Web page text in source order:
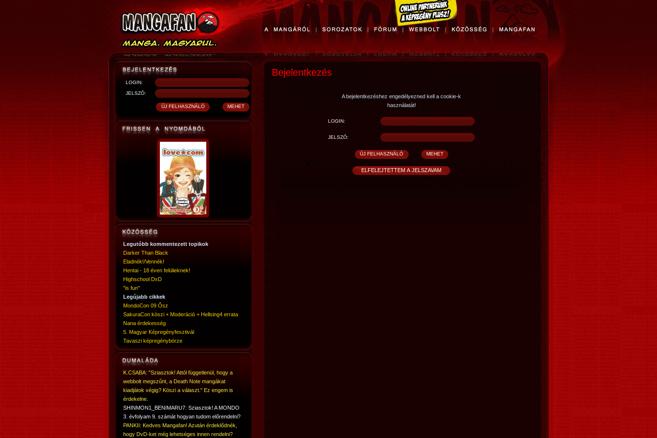
LOGIN:
JELSZÓ:
Legutóbb kommentezett topikok
Darker Than Black
Eladnék!/Vennék!
Hentai - 18 éven felülieknek!
Highschool DxD
"is fun"
Legújabb cikkek
MondoCon 09 Ősz
SakuraCon köszi + Moderáció + Hellsing4 errata
Nana érdekesség
5. Magyar Képregényfesztivál
Tavaszi képregénybörze
K.CSABA: "Sziasztok! Attól függetlenül, hogy a
webbolt megszűnt, a Death Note mangákat
kiadjátok végig? Köszi a választ." Ez engem is
érdekelne.
SHINMON1_BENIMARU7: Sziasztok! A MONDO
3. évfolyam 9. számát hogyan tudom előrendelni?
PANKII: Kedves Mangafan! Azután érdeklődnék,
hogy DvD-ket még lehetséges innen rendelni?
Bejelentkezés
A bejelentkezéshez engedélyezned kell a cookie-k
használatát!
LOGIN:
JELSZÓ: